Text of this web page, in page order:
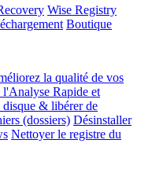
Wise Registry
Boutique
la qualité de vos
l'Analyse Rapide et
& libérer de
(dossiers) Désinstaller
Nettoyer le registre du